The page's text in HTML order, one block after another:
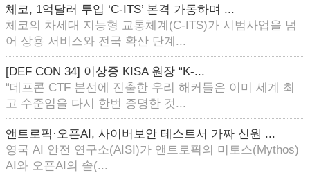
체코, 1억달러 투입 ‘C-ITS’ 본격 가동하며 ...
체코의 차세대 지능형 교통체계(C-ITS)가 시범사업을 넘
어 상용 서비스와 전국 확산 단계...
[DEF CON 34] 이상중 KISA 원장 “K-...
“데프콘 CTF 본선에 진출한 우리 해커들은 이미 세계 최
고 수준임을 다시 한번 증명한 것...
앤트로픽·오픈AI, 사이버보안 테스트서 가짜 신원 ...
영국 AI 안전 연구소(AISI)가 앤트로픽의 미토스(Mythos)
AI와 오픈AI의 솔(...